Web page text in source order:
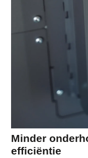
Minder
efficiëntie